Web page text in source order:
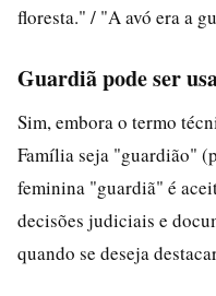
floresta." / "A avó era a
Guardiã pode ser
Sim, embora o termo
Família seja "guardião"
feminina "guardiã" é
decisões judiciais e
quando se deseja